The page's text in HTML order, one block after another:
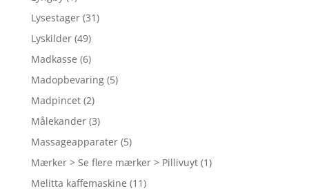
Lysestager (31)
Lyskilder (49)
Madkasse (6)
Madopbevaring (5)
Madpincet (2)
Målekander (3)
Massageapparater (5)
Mærker > Se flere mærker > Pillivuyt (1)
Melitta kaffemaskine (11)